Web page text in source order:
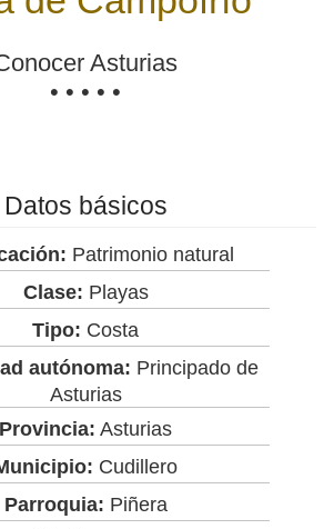
Asturias
• • • • •
Datos básicos
Patrimonio natural
Clase: Playas
Tipo: Costa
autónoma: Principado de
Asturias
Provincia: Asturias
Cudillero
Parroquia: Piñera